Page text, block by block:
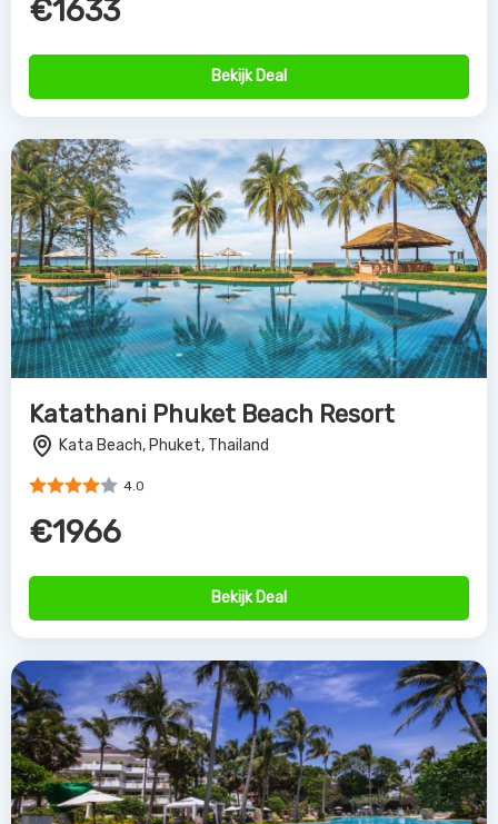
€1633
Bekijk Deal
Katathani Phuket Beach Resort
Kata Beach, Phuket, Thailand
4.0
€1966
Bekijk Deal